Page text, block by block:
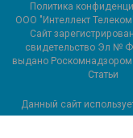
Политика
ООО "Интеллект
Cайт
свидетельство Эл №
выдано Роскомнадзором
Статьи
Данный сайт
метрических